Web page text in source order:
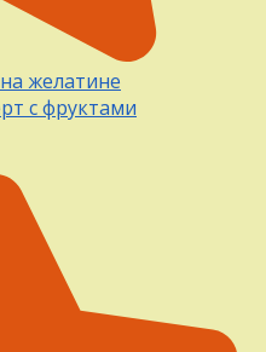
с фруктами